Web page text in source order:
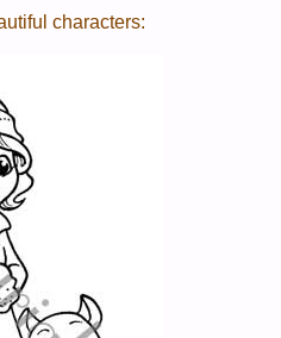
characters: